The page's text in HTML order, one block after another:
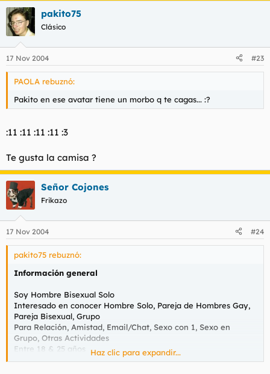
pakito75
Clásico
17 Nov 2004 #23
PAOLA rebuznó:
Pakito en ese avatar tiene un morbo q te cagas... :?
:11 :11 :11 :11 :3
Te gusta la camisa ?
Señor Cojones
Frikazo
17 Nov 2004 #24
pakito75 rebuznó:
Información general
Soy Hombre Bisexual Solo
Interesado en conocer Hombre Solo, Pareja de Hombres Gay,
Pareja Bisexual, Grupo
Para Relación, Amistad, Email/Chat, Sexo con 1, Sexo en
Grupo, Otras Actividades
Entre 18 & 25 años
Haz clic para expandir...